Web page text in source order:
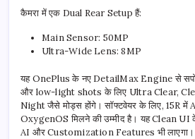
कैमरा में एक Dual Rear Setup हैं:
Main Sensor: 50MP
Ultra-Wide Lens: 8MP
यह OnePlus के नए DetailMax Engine से
और low-light shots के लिए Ultra Clear,
Night जैसे मोड्स होंगे। सॉफ्टवेयर के लिए, 15R में
OxygenOS मिलने की उम्मीद है। यह Clean
AI और Customization Features भी लाएगा।